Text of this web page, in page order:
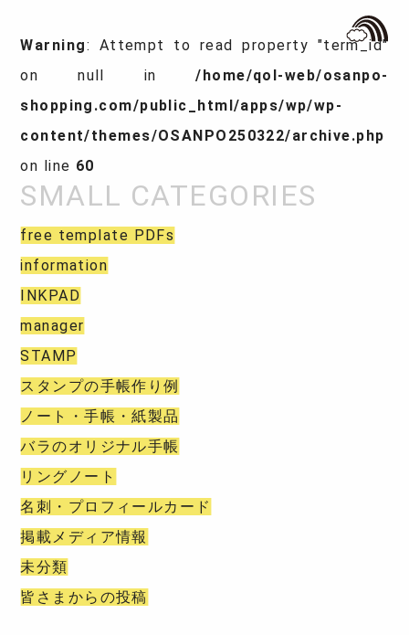
Warning: Attempt to read property "term_id"
on null in/home/qol-web/osanpo-
shopping.com/public_html/apps/wp/wp-
content/themes/OSANPO250322/archive.php
on line 60
free template PDFs
information
INKPAD
manager
STAMP
スタンプの手帳作り例
ノート・手帳・紙製品
バラのオリジナル手帳
リングノート
名刺・プロフィールカード
掲載メディア情報
未分類
皆さまからの投稿